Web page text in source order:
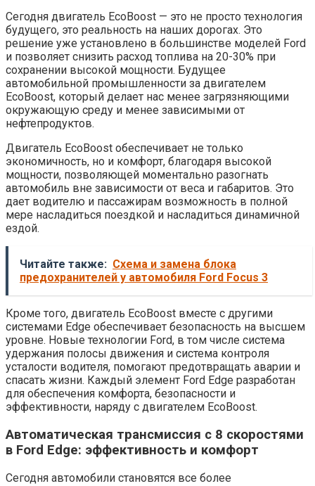
Сегодня двигатель EcoBoost — это не просто технология
будущего, это реальность на наших дорогах. Это
решение уже установлено в большинстве моделей Ford
и позволяет снизить расход топлива на 20-30% при
сохранении высокой мощности. Будущее
автомобильной промышленности за двигателем
EcoBoost, который делает нас менее загрязняющими
окружающую среду и менее зависимыми от
нефтепродуктов.
Двигатель EcoBoost обеспечивает не только
экономичность, но и комфорт, благодаря высокой
мощности, позволяющей моментально разогнать
автомобиль вне зависимости от веса и габаритов. Это
дает водителю и пассажирам возможность в полной
мере насладиться поездкой и насладиться динамичной
ездой.
Читайте также: Схема и замена блока
предохранителей у автомобиля Ford Focus 3
Кроме того, двигатель EcoBoost вместе с другими
системами Edge обеспечивает безопасность на высшем
уровне. Новые технологии Ford, в том числе система
удержания полосы движения и система контроля
усталости водителя, помогают предотвращать аварии и
спасать жизни. Каждый элемент Ford Edge разработан
для обеспечения комфорта, безопасности и
эффективности, наряду с двигателем EcoBoost.
Автоматическая трансмиссия с 8 скоростями
в Ford Edge: эффективность и комфорт
Сегодня автомобили становятся все более